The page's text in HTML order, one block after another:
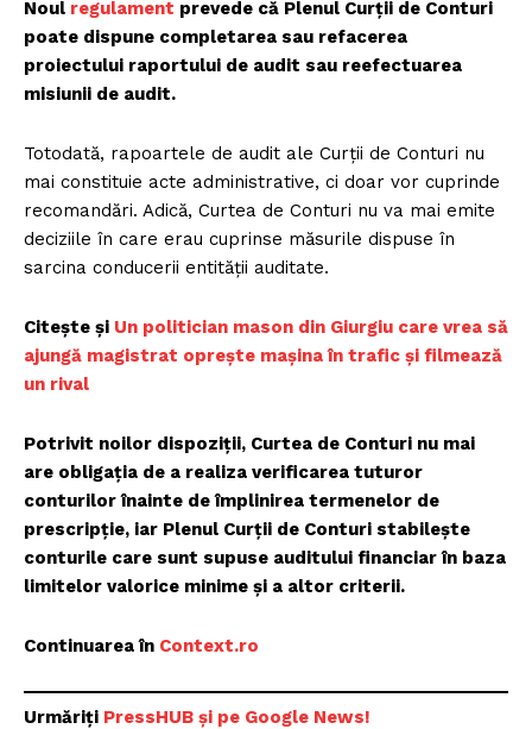
Noul regulament prevede că Plenul Curții de Conturi
poate dispune completarea sau refacerea
proiectului raportului de audit sau reefectuarea
misiunii de audit.
Totodată, rapoartele de audit ale Curții de Conturi nu
mai constituie acte administrative, ci doar vor cuprinde
recomandări. Adică, Curtea de Conturi nu va mai emite
deciziile în care erau cuprinse măsurile dispuse în
sarcina conducerii entității auditate.
Citește și Un politician mason din Giurgiu care vrea să
ajungă magistrat oprește mașina în trafic și filmează
un rival
Potrivit noilor dispoziţii, Curtea de Conturi nu mai
are obligaţia de a realiza verificarea tuturor
conturilor înainte de împlinirea termenelor de
prescripţie, iar Plenul Curții de Conturi stabilește
conturile care sunt supuse auditului financiar în baza
limitelor valorice minime și a altor criterii.
Continuarea în Context.ro
Urmăriți PressHUB și pe Google News!